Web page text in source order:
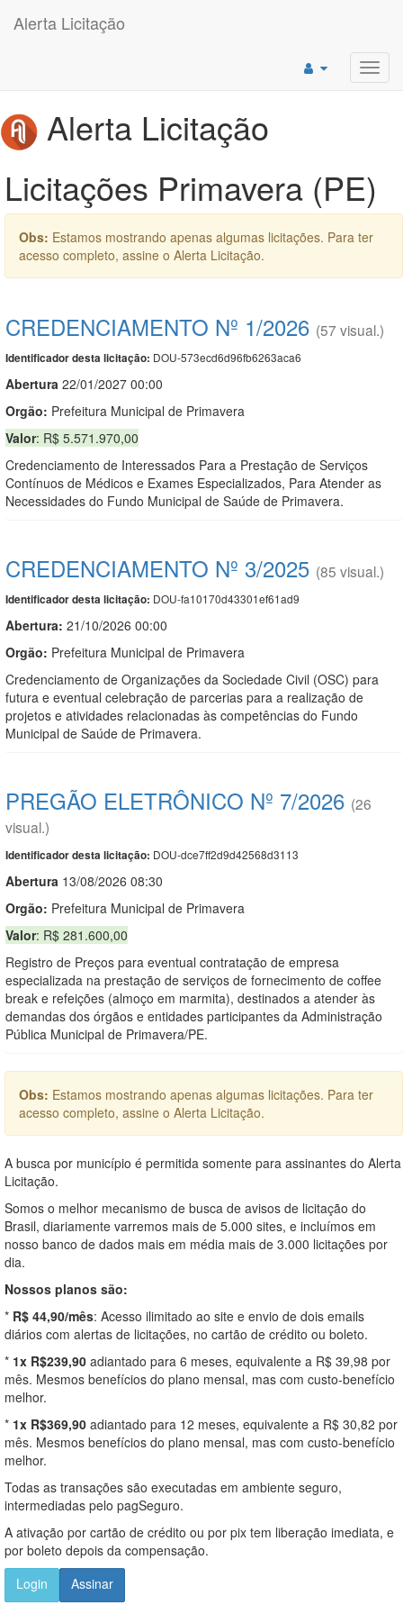
Alerta Licitação
Alerta Licitação
Licitações Primavera (PE)
Obs: Estamos mostrando apenas algumas licitações. Para ter
acesso completo, assine o Alerta Licitação.
CREDENCIAMENTO Nº 1/2026 (57 visual.)
Identificador desta licitação: DOU-573ecd6d96fb6263aca6
Abertura 22/01/2027 00:00
Orgão: Prefeitura Municipal de Primavera
Valor: R$ 5.571.970,00
Credenciamento de Interessados Para a Prestação de Serviços
Contínuos de Médicos e Exames Especializados, Para Atender as
Necessidades do Fundo Municipal de Saúde de Primavera.
CREDENCIAMENTO Nº 3/2025 (85 visual.)
Identificador desta licitação: DOU-fa10170d43301ef61ad9
Abertura: 21/10/2026 00:00
Orgão: Prefeitura Municipal de Primavera
Credenciamento de Organizações da Sociedade Civil (OSC) para
futura e eventual celebração de parcerias para a realização de
projetos e atividades relacionadas às competências do Fundo
Municipal de Saúde de Primavera.
PREGÃO ELETRÔNICO Nº 7/2026 (26
visual.)
Identificador desta licitação: DOU-dce7ff2d9d42568d3113
Abertura 13/08/2026 08:30
Orgão: Prefeitura Municipal de Primavera
Valor: R$ 281.600,00
Registro de Preços para eventual contratação de empresa
especializada na prestação de serviços de fornecimento de coffee
break e refeições (almoço em marmita), destinados a atender às
demandas dos órgãos e entidades participantes da Administração
Pública Municipal de Primavera/PE.
Obs: Estamos mostrando apenas algumas licitações. Para ter
acesso completo, assine o Alerta Licitação.
A busca por município é permitida somente para assinantes do Alerta
Licitação.
Somos o melhor mecanismo de busca de avisos de licitação do
Brasil, diariamente varremos mais de 5.000 sites, e incluímos em
nosso banco de dados mais em média mais de 3.000 licitações por
dia.
Nossos planos são:
* R$ 44,90/mês: Acesso ilimitado ao site e envio de dois emails
diários com alertas de licitações, no cartão de crédito ou boleto.
* 1x R$239,90 adiantado para 6 meses, equivalente a R$ 39,98 por
mês. Mesmos benefícios do plano mensal, mas com custo-benefício
melhor.
* 1x R$369,90 adiantado para 12 meses, equivalente a R$ 30,82 por
mês. Mesmos benefícios do plano mensal, mas com custo-benefício
melhor.
Todas as transações são executadas em ambiente seguro,
intermediadas pelo pagSeguro.
A ativação por cartão de crédito ou por pix tem liberação imediata, e
por boleto depois da compensação.
Login
Assinar